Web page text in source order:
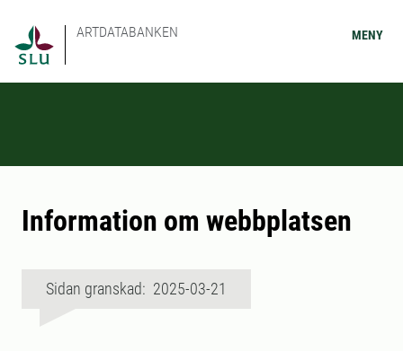
ARTDATABANKEN MENY
Information om webbplatsen
Sidan granskad: 2025-03-21